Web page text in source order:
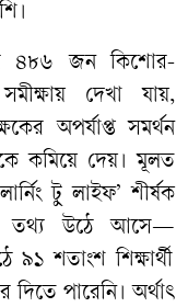
৪৮৬ জন কিশোর-
দেখা যায়,
অপর্যাপ্ত সমর্থন
কমিয়ে দেয়। মূলত
টু লাইফ’ শীর্ষক
তথ্য উঠে আসে—
৯১ শতাংশ শিক্ষার্থী
দিতে পারেনি। অর্থাৎ